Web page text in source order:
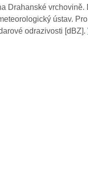
Drahanské
ústav.
odrazivosti [dBZ].